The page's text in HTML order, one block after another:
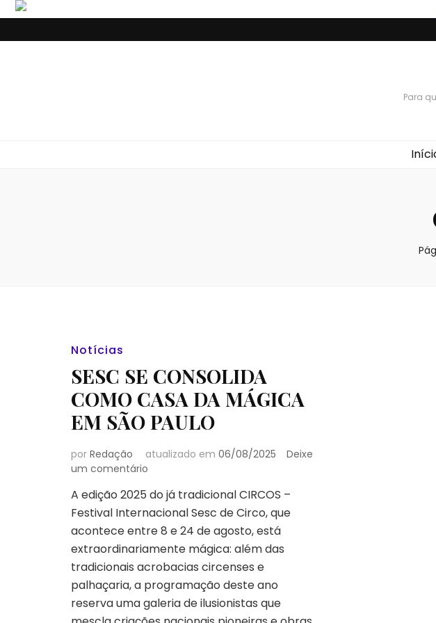
Para
Notícias
SESC SE CONSOLIDA
COMO CASA DA MÁGICA
EM SÃO PAULO
por Redação atualizado em 06/08/2025
Deixe
um comentário
SE
CONSOLIDA
COMO
DA
MÁGICA
EM
SÃO
PAULO
A edição 2025 do já tradicional CIRCOS –
Festival Internacional Sesc de Circo, que
acontece entre 8 e 24 de agosto, está
extraordinariamente mágica: além das
tradicionais acrobacias circenses e
palhaçaria, a programação deste ano
reserva uma galeria de ilusionistas que